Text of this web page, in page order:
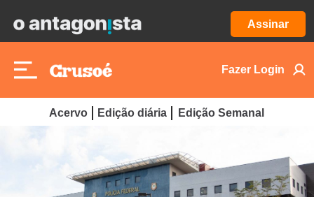
Assinar
Fazer Login
Acervo Edição diária Edição Semanal